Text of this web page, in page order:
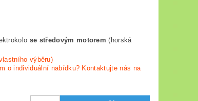
se středovým motorem(horská
výběru)
o individuální nabídku? Kontaktujte nás na